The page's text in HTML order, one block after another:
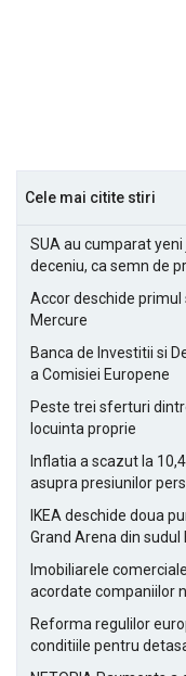
Cele mai citite stiri
SUA au cumparat
deceniu, ca semn de
Accor deschide primul
Mercure
Banca de Investitii si
a Comisiei Europene
Peste trei sferturi
locuinta proprie
Inflatia a scazut la
asupra presiunilor
IKEA deschide doua
Grand Arena din sudul
Imobiliarele
acordate companiilor
Reforma regulilor
conditiile pentru